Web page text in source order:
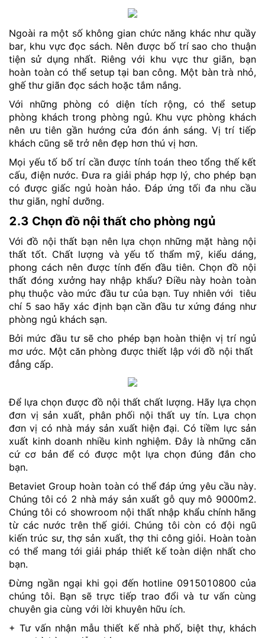
Ngoài ra một số không gian chức năng khác như quầy
bar, khu vực đọc sách. Nên được bố trí sao cho thuận
tiện sử dụng nhất. Riêng với khu vực thư giãn, bạn
hoàn toàn có thể setup tại ban công. Một bàn trà nhỏ,
ghế thư giãn đọc sách hoặc tắm nắng.
Với những phòng có diện tích rộng, có thể setup
phòng khách trong phòng ngủ. Khu vực phòng khách
nên ưu tiên gần hướng cửa đón ánh sáng. Vị trí tiếp
khách cũng sẽ trở nên đẹp hơn thú vị hơn.
Mọi yếu tố bố trí cần được tính toán theo tổng thế kết
cấu, điện nước. Đưa ra giải pháp hợp lý, cho phép bạn
có được giấc ngủ hoàn hảo. Đáp ứng tối đa nhu cầu
thư giãn, nghỉ dưỡng.
2.3 Chọn đồ nội thất cho phòng ngủ
Với đồ nội thất bạn nên lựa chọn những mặt hàng nội
thất tốt. Chất lượng và yếu tố thẩm mỹ, kiểu dáng,
phong cách nên được tính đến đầu tiên. Chọn đồ nội
thất đóng xưởng hay nhập khẩu? Điều này hoàn toàn
phụ thuộc vào mức đầu tư của bạn. Tuy nhiên với tiêu
chí 5 sao hãy xác định bạn cần đầu tư xứng đáng như
phòng ngủ khách sạn.
Bởi mức đầu tư sẽ cho phép bạn hoàn thiện vị trí ngủ
mơ ước. Một căn phòng được thiết lập với đồ nội thất
đẳng cấp.
Để lựa chọn được đồ nội thất chất lượng. Hãy lựa chọn
đơn vị sản xuất, phân phối nội thất uy tín. Lựa chọn
đơn vị có nhà máy sản xuất hiện đại. Có tiềm lực sản
xuất kinh doanh nhiều kinh nghiệm. Đây là những căn
cứ cơ bản để có được một lựa chọn đúng đắn cho
bạn.
Betaviet Group hoàn toàn có thể đáp ứng yêu cầu này.
Chúng tôi có 2 nhà máy sản xuất gỗ quy mô 9000m2.
Chúng tôi có showroom nội thất nhập khẩu chính hãng
từ các nước trên thế giới. Chúng tôi còn có đội ngũ
kiến trúc sư, thợ sản xuất, thợ thi công giỏi. Hoàn toàn
có thể mang tới giải pháp thiết kế toàn diện nhất cho
bạn.
Đừng ngần ngại khi gọi đến hotline 0915010800 của
chúng tôi. Bạn sẽ trực tiếp trao đổi và tư vấn cùng
chuyên gia cùng với lời khuyên hữu ích.
+ Tư vấn nhận mẫu thiết kế nhà phố, biệt thự, khách